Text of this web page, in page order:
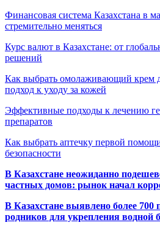
Финансовая система Казахстана в
стремительно меняться
Курс валют в Казахстане: от
решений
Как выбрать омолаживающий крем
подход к уходу за кожей
Эффективные подходы к лечению
препаратов
Как выбрать аптечку первой
безопасности
В Казахстане неожиданно
частных домов: рынок начал
В Казахстане выявлено более 700
родников для укрепления водной